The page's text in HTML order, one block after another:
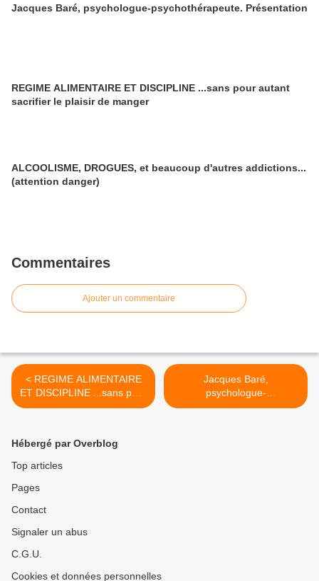
Jacques Baré, psychologue-psychothérapeute. Présentation
REGIME ALIMENTAIRE ET DISCIPLINE ...sans pour autant
sacrifier le plaisir de manger
ALCOOLISME, DROGUES, et beaucoup d'autres addictions...
(attention danger)
Commentaires
Ajouter un commentaire
< REGIME ALIMENTAIRE
ET DISCIPLINE ...sans pour
autant sacrifier le plaisir de
Jacques Baré,
psychologue-
psychothérapeute.
Hébergé par Overblog
Top articles
Pages
Contact
Signaler un abus
C.G.U.
Cookies et données personnelles